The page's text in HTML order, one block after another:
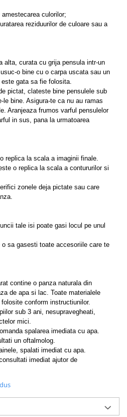
culorilor;
reziduurilor de culoare sau a
alta, curata cu grija pensula intr-un
o bine cu o carpa uscata sau un
gata sa fie folosita.
pictat, clateste bine pensulele sub
bine. Asigura-te ca nu au ramas
Aranjeaza frumos varful pensulelor
in sus, pana la urmatoarea
replica la scala a imaginii finale.
o replica la scala a contururilor si
zonele deja pictate sau care
tale isi poate gasi locul pe unul
sa gasesti toate accesoriile care te
contine o panza naturala din
de apa si lac. Toate materialele
conform instructiunilor.
sub 3 ani, nesupravegheati,
mici.
spalarea imediata cu apa.
un oftalmolog.
spalati imediat cu apa.
imediat ajutor de